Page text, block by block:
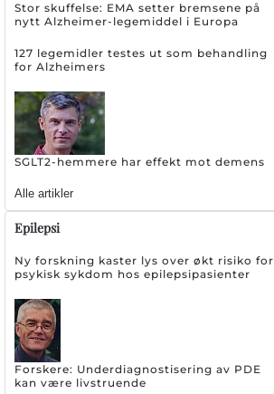
Stor skuffelse: EMA setter bremsene på
nytt Alzheimer-legemiddel i Europa
127 legemidler testes ut som behandling
for Alzheimers
SGLT2-hemmere har effekt mot demens
Alle artikler
Epilepsi
Ny forskning kaster lys over økt risiko for
psykisk sykdom hos epilepsipasienter
Forskere: Underdiagnostisering av PDE
kan være livstruende